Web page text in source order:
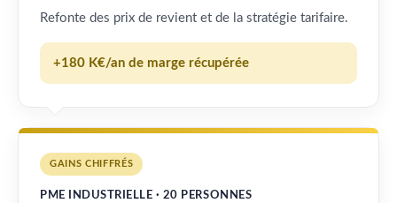
Refonte des prix de revient et de la stratégie tarifaire.
+180 K€/an de marge récupérée
GAINS CHIFFRÉS
PME INDUSTRIELLE · 20 PERSONNES